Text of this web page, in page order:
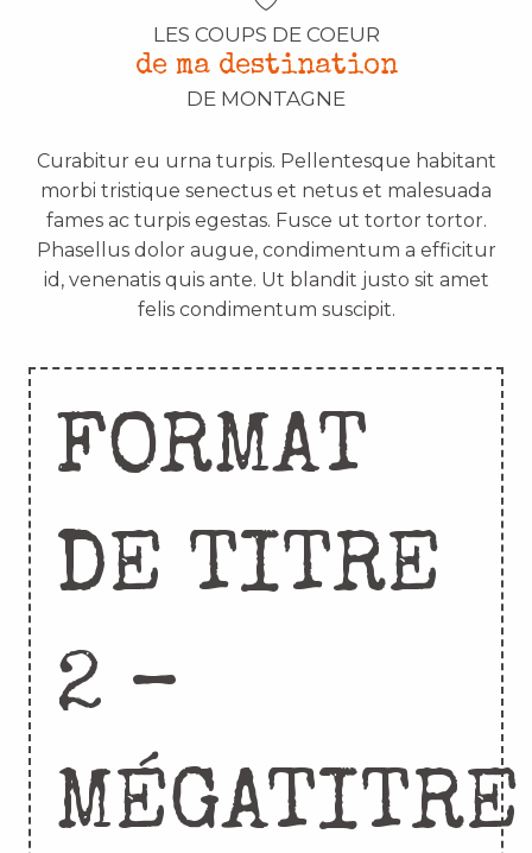
LES COUPS DE COEUR
de ma destination
DE MONTAGNE
Curabitur eu urna turpis. Pellentesque habitant
morbi tristique senectus et netus et malesuada
fames ac turpis egestas. Fusce ut tortor tortor.
Phasellus dolor augue, condimentum a efficitur
id, venenatis quis ante. Ut blandit justo sit amet
felis condimentum suscipit.
FORMAT
DE TITRE
2 –
MÉGATITRE